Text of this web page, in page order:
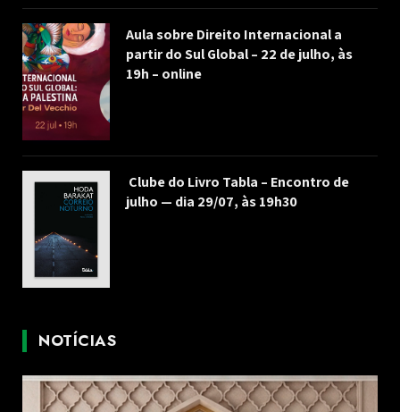
Aula sobre Direito Internacional a
partir do Sul Global – 22 de julho, às
19h – online
Clube do Livro Tabla – Encontro de
julho — dia 29/07, às 19h30
NOTÍCIAS